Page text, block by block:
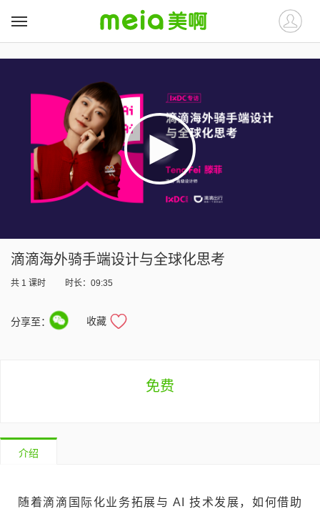
滴滴海外骑手端设计与全球化思考
共 1 课时 时长：09:35
分享至： 收藏
免费
介绍
随着滴滴国际化业务拓展与 AI 技术发展，如何借助